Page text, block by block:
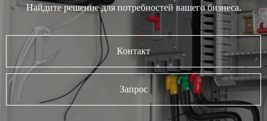
Найдите решение для потребностей вашего бизнеса.
Контакт
Запрос